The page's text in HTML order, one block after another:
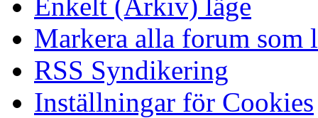
Markera alla forum som
RSS Syndikering
Inställningar för Cookies